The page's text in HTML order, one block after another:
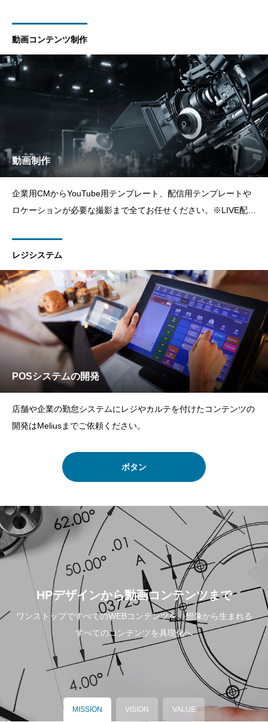
動画コンテンツ制作
動画制作
企業用CMからYouTube用テンプレート、配信用テンプレートや
ロケーションが必要な撮影まで全てお任せください。※LIVE配信
レジシステム
POSシステムの開発
店舗や企業の勤怠システムにレジやカルテを付けたコンテンツの
開発はMeliusまでご依頼ください。
ボタン
HPデザインから動画コンテンツまで
ワンストップですべてのWEBコンテンツを。想像から生まれる
すべてのコンテンツを具現化へ
MISSION VISION VALUE